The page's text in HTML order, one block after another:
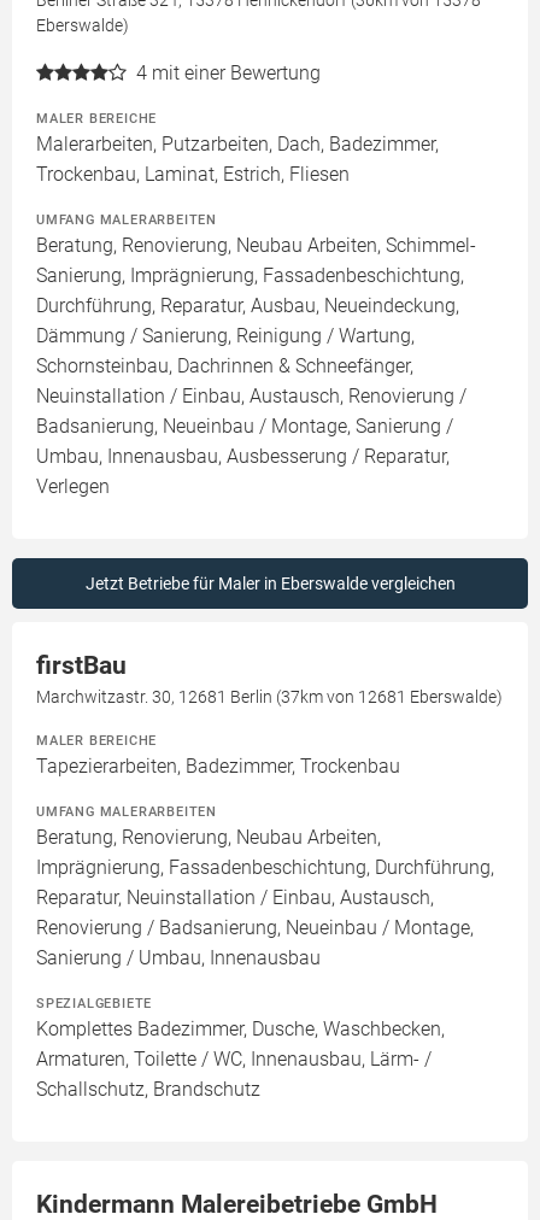
Eberswalde)
4 mit einer Bewertung
MALER BEREICHE
Malerarbeiten, Putzarbeiten, Dach, Badezimmer,
Trockenbau, Laminat, Estrich, Fliesen
UMFANG MALERARBEITEN
Beratung, Renovierung, Neubau Arbeiten, Schimmel-
Sanierung, Imprägnierung, Fassadenbeschichtung,
Durchführung, Reparatur, Ausbau, Neueindeckung,
Dämmung / Sanierung, Reinigung / Wartung,
Schornsteinbau, Dachrinnen & Schneefänger,
Neuinstallation / Einbau, Austausch, Renovierung /
Badsanierung, Neueinbau / Montage, Sanierung /
Umbau, Innenausbau, Ausbesserung / Reparatur,
Verlegen
Jetzt Betriebe für Maler in Eberswalde vergleichen
firstBau
Marchwitzastr. 30, 12681 Berlin (37km von 12681 Eberswalde)
MALER BEREICHE
Tapezierarbeiten, Badezimmer, Trockenbau
UMFANG MALERARBEITEN
Beratung, Renovierung, Neubau Arbeiten,
Imprägnierung, Fassadenbeschichtung, Durchführung,
Reparatur, Neuinstallation / Einbau, Austausch,
Renovierung / Badsanierung, Neueinbau / Montage,
Sanierung / Umbau, Innenausbau
SPEZIALGEBIETE
Komplettes Badezimmer, Dusche, Waschbecken,
Armaturen, Toilette / WC, Innenausbau, Lärm- /
Schallschutz, Brandschutz
Kindermann Malereibetriebe GmbH